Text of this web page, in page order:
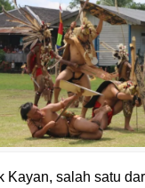
Kayan, salah satu